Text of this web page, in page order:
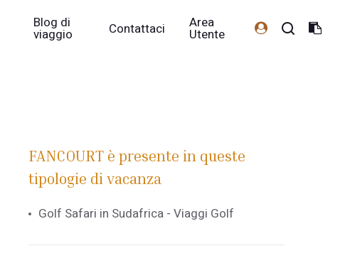
Blog di
viaggio Contattaci Area
Utente
FANCOURT è presente in queste
tipologie di vacanza
Golf Safari in Sudafrica - Viaggi Golf